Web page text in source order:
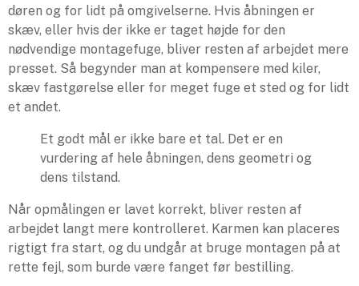
døren og for lidt på omgivelserne. Hvis åbningen er
skæv, eller hvis der ikke er taget højde for den
nødvendige montagefuge, bliver resten af arbejdet mere
presset. Så begynder man at kompensere med kiler,
skæv fastgørelse eller for meget fuge et sted og for lidt
et andet.
Et godt mål er ikke bare et tal. Det er en
vurdering af hele åbningen, dens geometri og
dens tilstand.
Når opmålingen er lavet korrekt, bliver resten af
arbejdet langt mere kontrolleret. Karmen kan placeres
rigtigt fra start, og du undgår at bruge montagen på at
rette fejl, som burde være fanget før bestilling.